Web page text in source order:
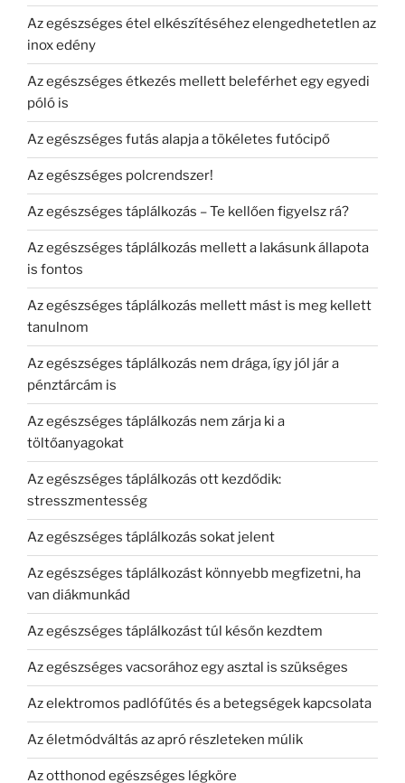
Az egészséges étel elkészítéséhez elengedhetetlen az
inox edény
Az egészséges étkezés mellett beleférhet egy egyedi
póló is
Az egészséges futás alapja a tökéletes futócipő
Az egészséges polcrendszer!
Az egészséges táplálkozás – Te kellően figyelsz rá?
Az egészséges táplálkozás mellett a lakásunk állapota
is fontos
Az egészséges táplálkozás mellett mást is meg kellett
tanulnom
Az egészséges táplálkozás nem drága, így jól jár a
pénztárcám is
Az egészséges táplálkozás nem zárja ki a
töltőanyagokat
Az egészséges táplálkozás ott kezdődik:
stresszmentesség
Az egészséges táplálkozás sokat jelent
Az egészséges táplálkozást könnyebb megfizetni, ha
van diákmunkád
Az egészséges táplálkozást túl későn kezdtem
Az egészséges vacsorához egy asztal is szükséges
Az elektromos padlófűtés és a betegségek kapcsolata
Az életmódváltás az apró részleteken múlik
Az otthonod egészséges légköre